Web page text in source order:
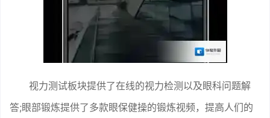
视力测试板块提供了在线的视力检测以及眼科问题解
答;眼部锻炼提供了多款眼保健操的锻炼视频，提高人们的